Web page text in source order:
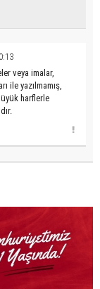
veya imalar,
ile yazılmamış,
harflerle